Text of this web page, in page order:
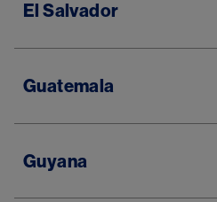
El Salvador
Guatemala
Guyana